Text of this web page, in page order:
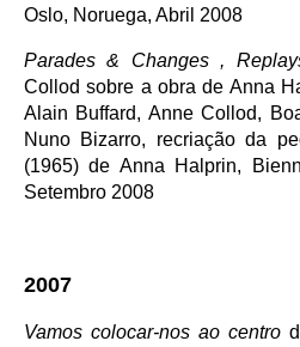
Oslo, Noruega, Abril 2008
Parades & Changes ,
Collod sobre a obra de Anna
Alain Buffard, Anne Collod,
Nuno Bizarro, recriação da
(1965) de Anna Halprin,
Setembro 2008
2007
Vamos colocar-nos ao centro